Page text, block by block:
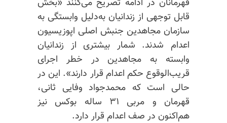
قهرمانان در ادامه تصریح می‌کنند «بخش
قابل توجهی از زندانیان به‌دلیل وابستگی به
سازمان مجاهدین جنبش اصلی اپوزیسیون
اعدام شدند. شمار بیشتری از زندانیان
وابسته به مجاهدین در خطر اجرای
قریب‌الوقوع حکم اعدام قرار دارند». این در
حالی است که محمدجواد وفایی ثانی،
قهرمان و مربی ۳۱ ساله بوکس نیز
هم‌اکنون در صف اعدام قرار دارد.